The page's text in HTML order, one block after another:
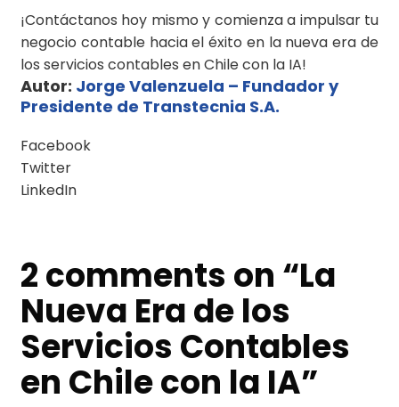
¡Contáctanos hoy mismo y comienza a impulsar tu
negocio contable hacia el éxito en la nueva era de
los servicios contables en Chile con la IA!
Autor: Jorge Valenzuela – Fundador y
Presidente de Transtecnia S.A.
Facebook
Twitter
LinkedIn
2 comments on “La
Nueva Era de los
Servicios Contables
en Chile con la IA”